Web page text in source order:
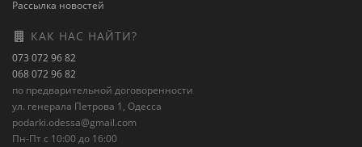
Рассылка новостей
КАК НАС НАЙТИ?
073 072 96 82
068 072 96 82
по предварительной договоренности
ул. генерала Петрова 1, Одесса
podarki.odessa@gmail.com
Пн-Пт с 10:00 до 16:00